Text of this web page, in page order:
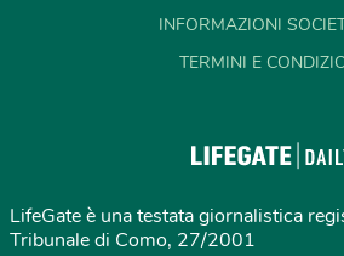
INFORMAZIONI
TERMINI E
LifeGate è una testata giornalistica
Tribunale di Como, 27/2001